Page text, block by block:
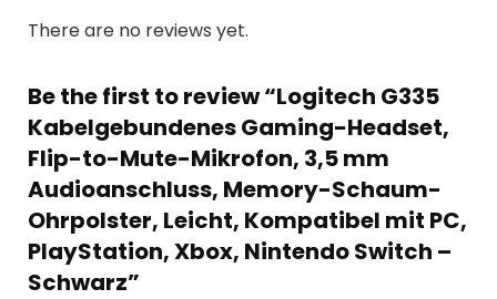
There are no reviews yet.
Be the first to review “Logitech G335
Kabelgebundenes Gaming-Headset,
Flip-to-Mute-Mikrofon, 3,5 mm
Audioanschluss, Memory-Schaum-
Ohrpolster, Leicht, Kompatibel mit PC,
PlayStation, Xbox, Nintendo Switch –
Schwarz”